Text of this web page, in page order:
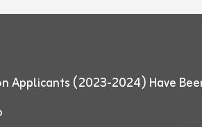
Applicants (2023-2024) Have